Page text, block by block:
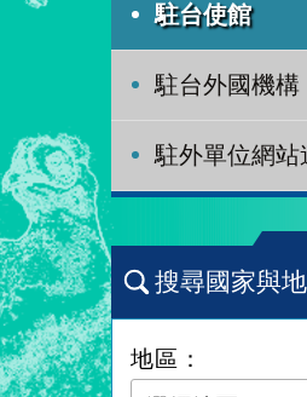
駐台使館
駐台外國機構
駐外單位網站
搜尋國家與
地區：